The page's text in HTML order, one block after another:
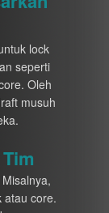
lock
seperti
Oleh
musuh
atau core.